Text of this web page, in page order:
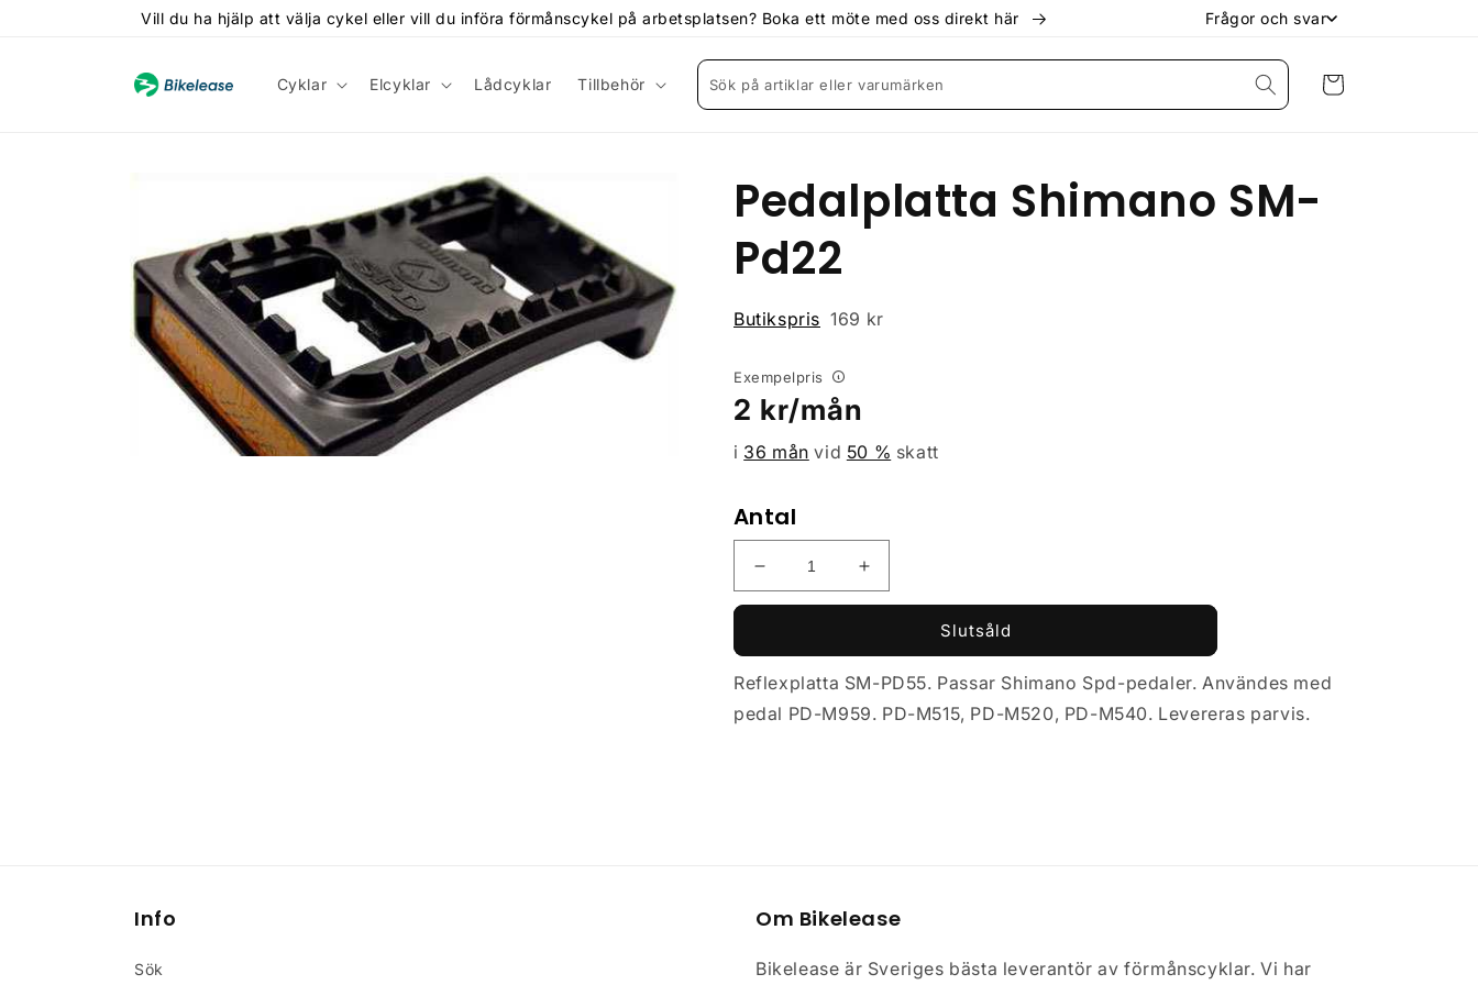
Vill du ha hjälp att välja cykel eller vill du införa förmånscykel på arbetsplatsen? Boka ett möte med oss direkt här Frågor och svar
Cyklar Elcyklar Lådcyklar Tillbehör Sök på artiklar eller varumärken Varukorg
Pedalplatta Shimano SM-
Pd22
Butikspris 169 kr
Exempelpris
Ordinarie
pris
2 kr/mån
i 36 mån vid 50 % skatt
Antal
Minska
kvantitet
SM-
Pd22
Öka
kvantitet
Pedalplatta
SM-
Pd22
Slutsåld
Reflexplatta SM-PD55. Passar Shimano Spd-pedaler. Användes med
pedal PD-M959. PD-M515, PD-M520, PD-M540. Levereras parvis.
Info
Sök
Om Bikelease
Bikelease är Sveriges bästa leverantör av förmånscyklar. Vi har